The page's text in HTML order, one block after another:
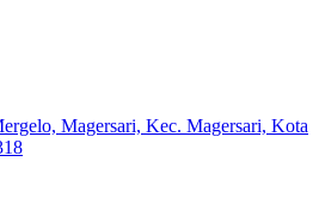
Magersari, Kec. Magersari, Kota